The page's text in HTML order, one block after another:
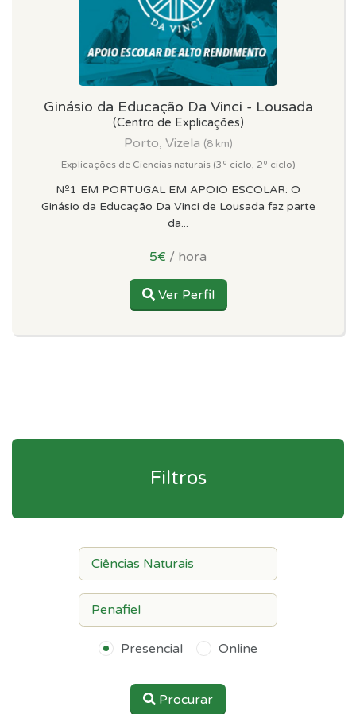
Ginásio da Educação Da Vinci - Lousada
(Centro de Explicações)
Porto, Vizela (8 km)
Explicações de Ciencias naturais (3º ciclo, 2º ciclo)
Nº1 EM PORTUGAL EM APOIO ESCOLAR: O
Ginásio da Educação Da Vinci de Lousada faz parte
da...
5€ / hora
Ver Perfil
Filtros
Presencial Online
Procurar